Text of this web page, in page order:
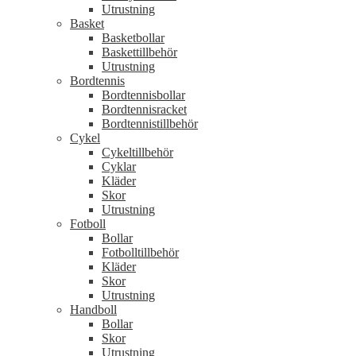
Utrustning
Basket
Basketbollar
Baskettillbehör
Utrustning
Bordtennis
Bordtennisbollar
Bordtennisracket
Bordtennistillbehör
Cykel
Cykeltillbehör
Cyklar
Kläder
Skor
Utrustning
Fotboll
Bollar
Fotbolltillbehör
Kläder
Skor
Utrustning
Handboll
Bollar
Skor
Utrustning